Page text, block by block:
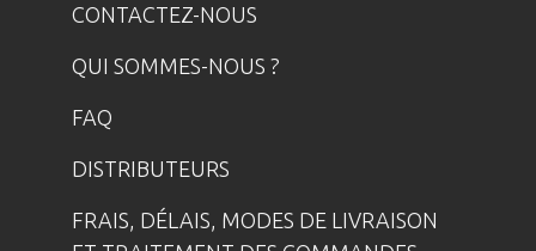
CONTACTEZ-NOUS
QUI SOMMES-NOUS ?
FAQ
DISTRIBUTEURS
FRAIS, DÉLAIS, MODES DE LIVRAISON